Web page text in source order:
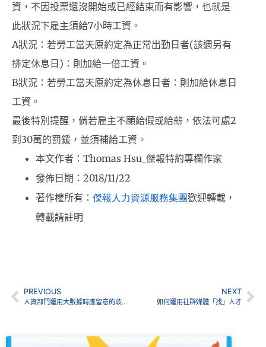
資，不因投票還沒開始或已經結束而有影響，也就是
此狀況下雇主須給7小時工資。
A狀況：若勞工當天原約定為正常出勤日者(該週另有
排定休息日)：則加給一倍工資。
B狀況：若勞工當天原約定為休息日者：則加給休息日
工資。
最後特別提醒，倘若雇主不願給假或給薪，依法可處2
到30萬的罰鍰，並須補給工資。
本文作者： Thomas Hsu_ 傑報特約專欄作家
發佈日期： 2018/11/22
著作權所有： 傑報人力資源服務集團歡迎轉載，
轉載請註明
PREVIOUS
人資部門運用大數據時應留意的歧視風險
NEXT
如何運用社群媒體「找」人才